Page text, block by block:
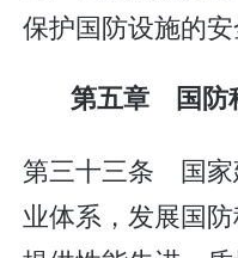
保护国防设施的安
第五章 国防
第三十三条 国家
业体系，发展国